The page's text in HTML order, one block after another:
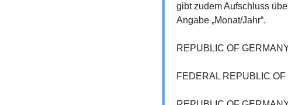
gibt zudem Aufschluss
Angabe „Monat/Jahr“.
REPUBLIC OF
FEDERAL REPUBLIC